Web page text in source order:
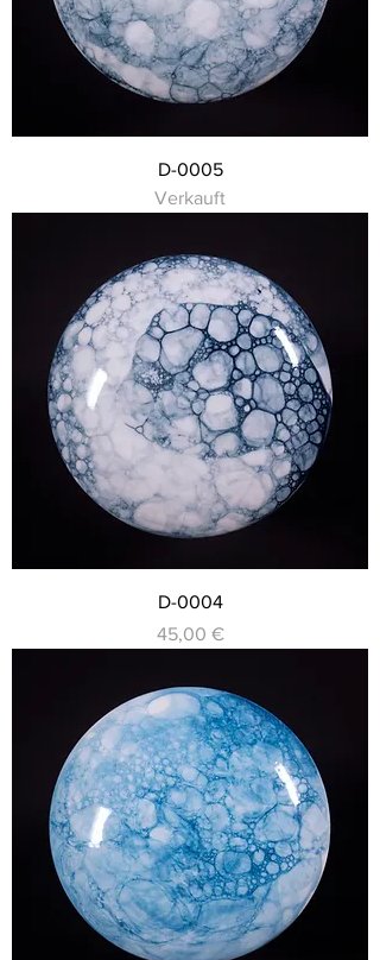
D-0005
Verkauft
D-0004
Preis
45,00 €